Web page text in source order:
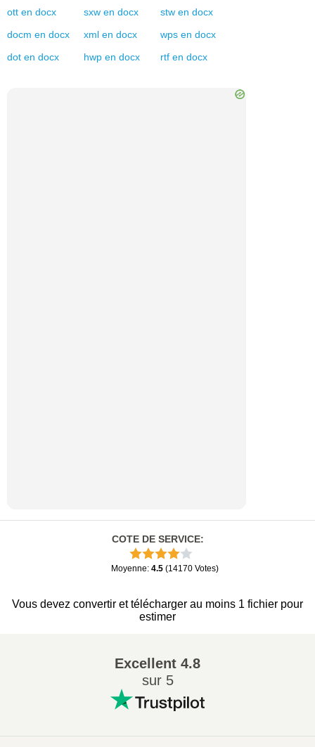
ott en docx sxw en docx stw en docx
docm en docx xml en docx wps en docx
dot en docx hwp en docx rtf en docx
COTE DE SERVICE:
Moyenne: 4.5 (14170 Votes)
Vous devez convertir et télécharger au moins 1 fichier pour
estimer
Excellent 4.8
sur 5